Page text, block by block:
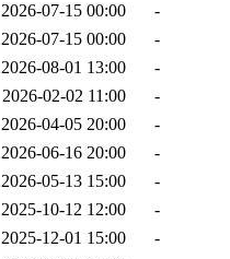
2026-07-15 00:00
-
2026-07-15 00:00
-
2026-08-01 13:00
-
2026-02-02 11:00
-
2026-04-05 20:00
-
2026-06-16 20:00
-
2026-05-13 15:00
-
2025-10-12 12:00
-
2025-12-01 15:00
-